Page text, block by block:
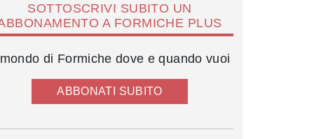
SOTTOSCRIVI SUBITO UN
A FORMICHE PLUS
di Formiche dove e quando vuoi
ABBONATI SUBITO